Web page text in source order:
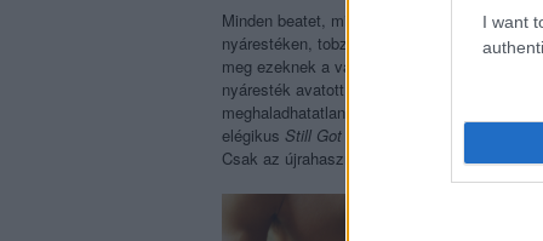
I want
Minden beatet, minden effektet hallottam
nyárestéken, tobzódva a nyolcvanas és
meg ezeknek a vadászösztöntől és
nyáresték avatott ismerője. És amikor nem
meghaladhatatlan szakításon rágódik: ezek
elégikus Still Got It
, aminek a széteső,
Csak az újrahasznosított körítést tudnám